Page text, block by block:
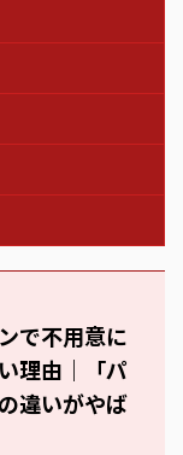
で不用意に
理由｜「パ
違いがやば